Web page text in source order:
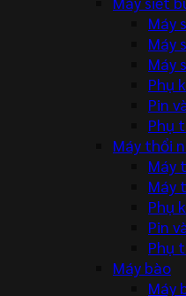
Máy
Máy
Máy
Phụ
Pin
Phụ
Máy thổi
Máy
Máy
Phụ
Pin
Phụ
Máy bào
Máy